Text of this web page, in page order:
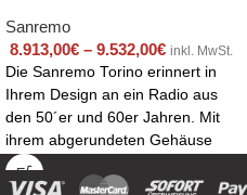
Sanremo
8.913,00€ – 9.532,00€ inkl. MwSt.
Die Sanremo Torino erinnert in
Ihrem Design an ein Radio aus
den 50´er und 60er Jahren. Mit
ihrem abgerundeten Gehäuse
erinnert sie an die gute alte Zeit,
glänzt aber mit moderner